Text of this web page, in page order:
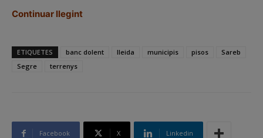
Continuar llegint
ETIQUETES banc dolent lleida municipis pisos
Sareb
Segre
terrenys
Facebook X Linkedin